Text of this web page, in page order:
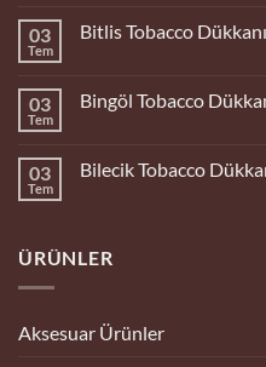
Tobacco
03
Tem
Bitlis Tobacco Dükkanı
Tobacco
03
Tem
Bingöl Tobacco
Tobacco
03
Tem
Bilecik Tobacco
Dükkanı
ÜRÜNLER
Aksesuar Ürünler